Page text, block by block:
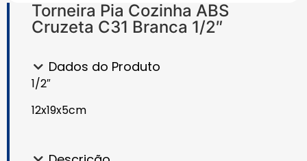
Torneira Pia Cozinha ABS
Cruzeta C31 Branca 1/2″
Dados do Produto
1/2″
12x19x5cm